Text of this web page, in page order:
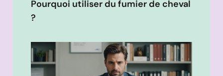
Pourquoi utiliser du fumier de cheval
?